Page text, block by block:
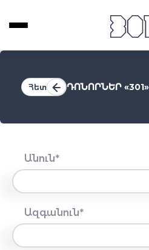
Հետ ԴՈՆՈՐՆԵՐ «301»
Անուն*
Ազգանուն*